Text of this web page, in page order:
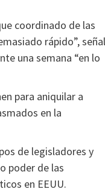
coordinado de las
rápido”,
una semana “en lo
para aniquilar a
en la
de legisladores y
poder de las
en EEUU.